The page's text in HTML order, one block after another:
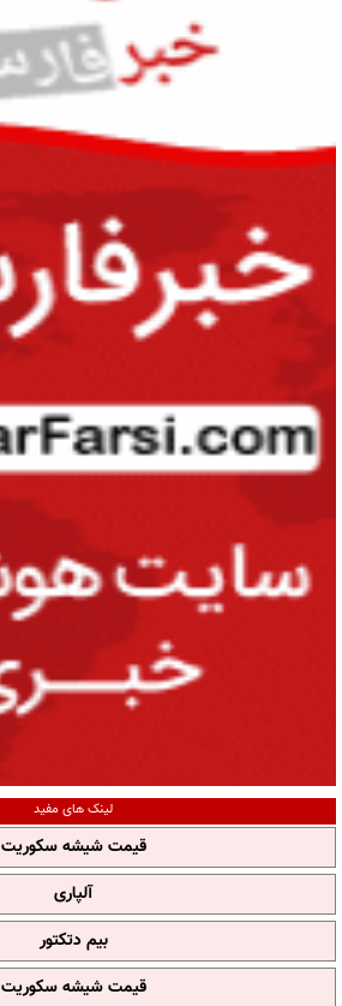
لینک های مفید
قیمت شیشه سکوریت
آلپاری
بیم دتکتور
قیمت شیشه سکوریت